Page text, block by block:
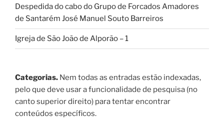
Despedida do cabo do Grupo de Forcados Amadores
de Santarém José Manuel Souto Barreiros
Igreja de São João de Alporão – 1
Categorias. Nem todas as entradas estão indexadas,
pelo que deve usar a funcionalidade de pesquisa (no
canto superior direito) para tentar encontrar
conteúdos específicos.